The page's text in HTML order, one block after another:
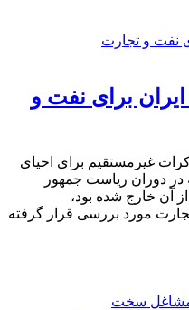
برای نفت و
غیرمستقیم برای احیای
۲۰۱۵ هستند که در دوران ریاست جمهور
آن خارج شده بود،
مورد بررسی قرار گرفته
مشاغل سخت